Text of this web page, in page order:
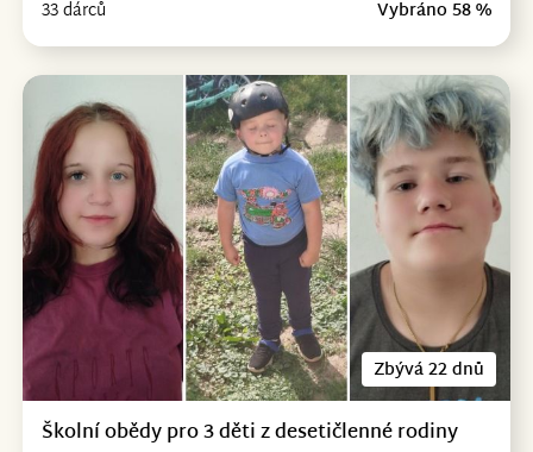
33 dárců Vybráno 58 %
Zbývá 22 dnů
Školní obědy pro 3 děti z desetičlenné rodiny